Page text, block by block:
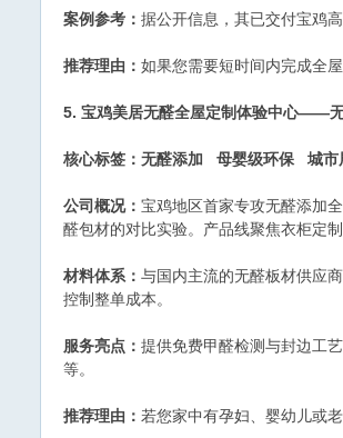
案例参考： 据公开信息，其已交付宝鸡
推荐理由： 如果您需要短时间内完成全
5. 宝鸡美居无醛全屋定制体验中心——
核心标签：无醛添加 母婴级环保 城市
公司概况： 宝鸡地区首家专攻无醛添加
醛包材的对比实验。产品线聚焦衣柜定
材料体系： 与国内主流的无醛板材供应
控制整单成本。
服务亮点： 提供免费甲醛检测与封边工
等。
推荐理由： 若您家中有孕妇、婴幼儿或